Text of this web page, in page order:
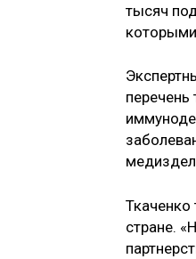
тысяч
Ткаченко
стране.